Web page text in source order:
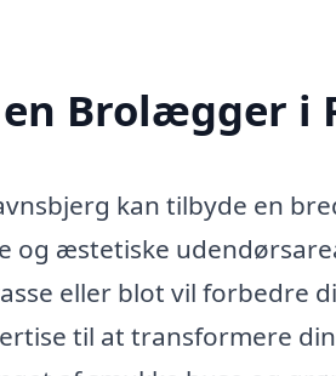
Brolægger i
kan tilbyde en
og æstetiske
eller blot vil forbedre
til at transformere